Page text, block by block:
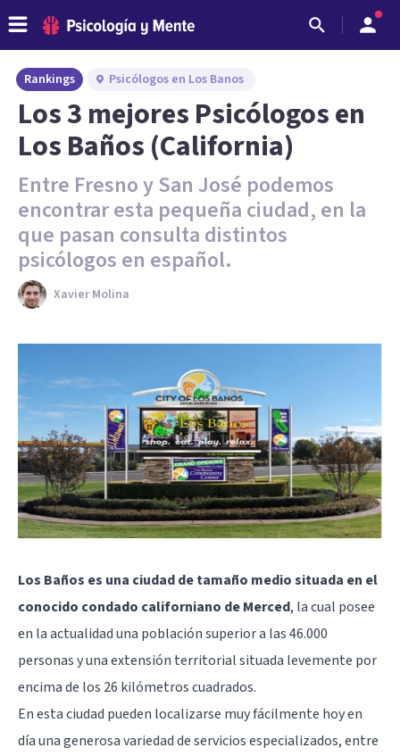
Rankings Psicólogos en Los Banos
Los 3 mejores Psicólogos en
Los Baños (California)
Entre Fresno y San José podemos
encontrar esta pequeña ciudad, en la
que pasan consulta distintos
psicólogos en español.
Xavier Molina
Los Baños es una ciudad de tamaño medio situada en el
conocido condado californiano de Merced, la cual posee
en la actualidad una población superior a las 46.000
personas y una extensión territorial situada levemente por
encima de los 26 kilómetros cuadrados.
En esta ciudad pueden localizarse muy fácilmente hoy en
día una generosa variedad de servicios especializados, entre